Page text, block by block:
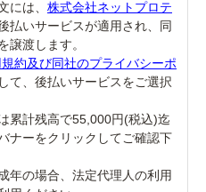
には、 株式会社ネットプロテ
払いサービスが適用され、同
譲渡します。
約及び同社のプライバシーポ
て、後払いサービスをご選択
累計残高で55,000円(税込)迄
ナーをクリックしてご確認下
年の場合、法定代理人の利用